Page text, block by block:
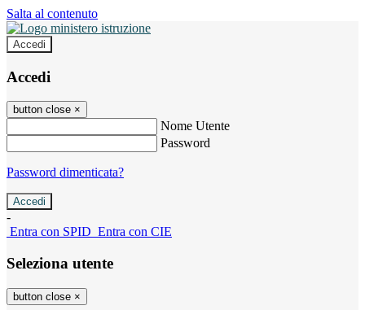
Salta al contenuto
Accedi
Accedi
button close ×
Nome Utente
Password
Password dimenticata?
-
Entra con SPID Entra con CIE
Seleziona utente
button close ×